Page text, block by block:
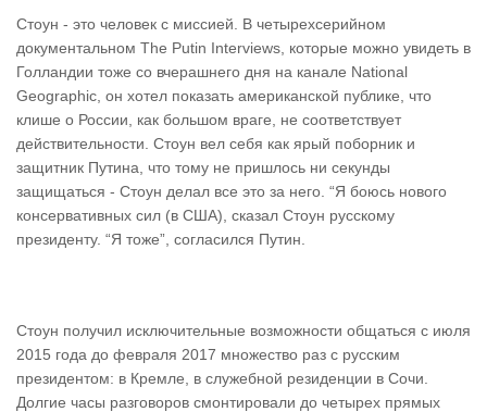
Стоун - это человек с миссией. В четырехсерийном
документальном The Putin Interviews, которые можно увидеть в
Голландии тоже со вчерашнего дня на канале National
Geographic, он хотел показать американской публике, что
клише о России, как большом враге, не соответствует
действительности. Стоун вел себя как ярый поборник и
защитник Путина, что тому не пришлось ни секунды
защищаться - Стоун делал все это за него. “Я боюсь нового
консервативных сил (в США), сказал Стоун русскому
президенту. “Я тоже”, согласился Путин.
Стоун получил исключительные возможности общаться с июля
2015 года до февраля 2017 множество раз с русским
президентом: в Кремле, в служебной резиденции в Сочи.
Долгие часы разговоров смонтировали до четырех прямых